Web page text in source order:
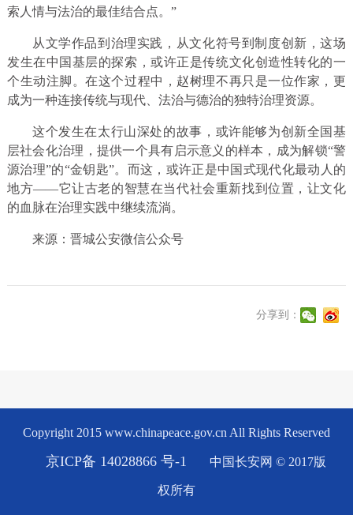
索人情与法治的最佳结合点。”
从文学作品到治理实践，从文化符号到制度创新，这场
发生在中国基层的探索，或许正是传统文化创造性转化的一
个生动注脚。在这个过程中，赵树理不再只是一位作家，更
成为一种连接传统与现代、法治与德治的独特治理资源。
这个发生在太行山深处的故事，或许能够为创新全国基
层社会化治理，提供一个具有启示意义的样本，成为解锁“警
源治理”的“金钥匙”。而这，或许正是中国式现代化最动人的
地方——它让古老的智慧在当代社会重新找到位置，让文化
的血脉在治理实践中继续流淌。
来源：晋城公安微信公众号
分享到：
Copyright 2015 www.chinapeace.gov.cn All Rights Reserved
京ICP备 14028866 号-1 中国长安网 © 2017版
权所有